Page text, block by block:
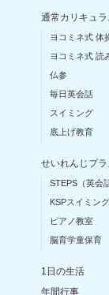
通常カリキュラ
ヨコミネ式 体
ヨコミネ式 読
仏参
毎日英会話
スイミング
底上げ教育
せいれんじプ
STEPS（英会
KSPスイミン
ピアノ教室
脳育学童保育
1日の生活
年間行事